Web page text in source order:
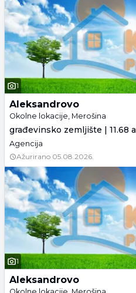
1
Aleksandrovo
Okolne lokacije, Merošina
građevinsko zemljište | 11.68 a
Agencija
Ažurirano 05.08.2026.
1
Aleksandrovo